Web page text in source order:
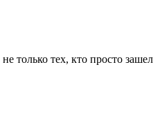
только тех, кто просто зашел